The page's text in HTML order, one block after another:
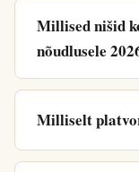
Millised nišid
nõudlusele
Milliselt